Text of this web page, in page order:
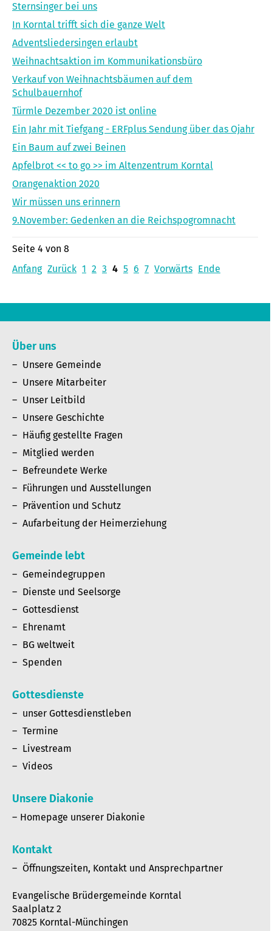
Sternsinger bei uns
In Korntal trifft sich die ganze Welt
Adventsliedersingen erlaubt
Weihnachtsaktion im Kommunikationsbüro
Verkauf von Weihnachtsbäumen auf dem
Schulbauernhof
Türmle Dezember 2020 ist online
Ein Jahr mit Tiefgang - ERFplus Sendung über das Ojahr
Ein Baum auf zwei Beinen
Apfelbrot << to go >> im Altenzentrum Korntal
Orangenaktion 2020
Wir müssen uns erinnern
9.November: Gedenken an die Reichspogromnacht
Seite 4 von 8
Anfang Zurück 1 2 3 4 5 6 7 Vorwärts Ende
Über uns
Unsere Gemeinde
Unsere Mitarbeiter
Unser Leitbild
Unsere Geschichte
Häufig gestellte Fragen
Mitglied werden
Befreundete Werke
Führungen und Ausstellungen
Prävention und Schutz
Aufarbeitung der Heimerziehung
Gemeinde lebt
Gemeindegruppen
Dienste und Seelsorge
Gottesdienst
Ehrenamt
BG weltweit
Spenden
Gottesdienste
unser Gottesdienstleben
Termine
Livestream
Videos
Unsere Diakonie
Homepage unserer Diakonie
Kontakt
Öffnungszeiten, Kontakt und Ansprechpartner
Evangelische Brüdergemeinde Korntal
Saalplatz 2
70825 Korntal-Münchingen